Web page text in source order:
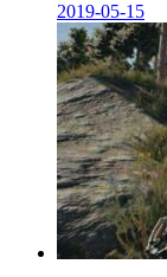
2019-05-15